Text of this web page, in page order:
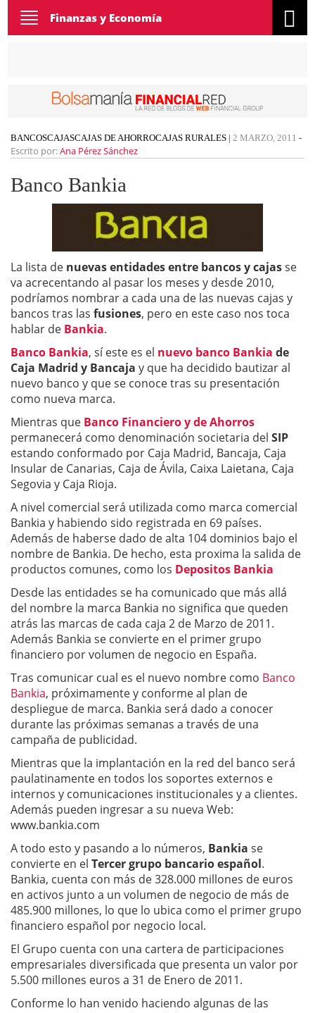
Toggle
navigation
Finanzas y Economía
BANCOSCAJASCAJAS DE AHORROCAJAS RURALES | 2 MARZO, 2011 -
Escrito por:Ana Pérez Sánchez
Banco Bankia
La lista de nuevas entidades entre bancos y cajasse
va acrecentando al pasar los meses y desde 2010,
podríamos nombrar a cada una de las nuevas cajas y
bancos tras las fusiones, pero en este caso nos toca
hablar de Bankia.
Banco Bankia, sí este es el nuevo banco Bankia de
Caja Madrid y Bancaja y que ha decidido bautizar al
nuevo banco y que se conoce tras su presentación
como nueva marca.
Mientras que Banco Financiero y de Ahorros
permanecerá como denominación societaria del SIP
estando conformado por Caja Madrid, Bancaja, Caja
Insular de Canarias, Caja de Ávila, Caixa Laietana, Caja
Segovia y Caja Rioja.
A nivel comercial será utilizada como marca comercial
Bankia y habiendo sido registrada en 69 países.
Además de haberse dado de alta 104 dominios bajo el
nombre de Bankia. De hecho, esta proxima la salida de
productos comunes, como los Depositos Bankia
Desde las entidades se ha comunicado que más allá
del nombre la marca Bankia no significa que queden
atrás las marcas de cada caja 2 de Marzo de 2011.
Además Bankia se convierte en el primer grupo
financiero por volumen de negocio en España.
Tras comunicar cual es el nuevo nombre como Banco
Bankia, próximamente y conforme al plan de
despliegue de marca. Bankia será dado a conocer
durante las próximas semanas a través de una
campaña de publicidad.
Mientras que la implantación en la red del banco será
paulatinamente en todos los soportes externos e
internos y comunicaciones institucionales y a clientes.
Además pueden ingresar a su nueva Web:
www.bankia.com
A todo esto y pasando a lo números, Bankia se
convierte en el Tercer grupo bancario español.
Bankia, cuenta con más de 328.000 millones de euros
en activos junto a un volumen de negocio de más de
485.900 millones, lo que lo ubica como el primer grupo
financiero español por negocio local.
El Grupo cuenta con una cartera de participaciones
empresariales diversificada que presenta un valor por
5.500 millones euros a 31 de Enero de 2011.
Conforme lo han venido haciendo algunas de las